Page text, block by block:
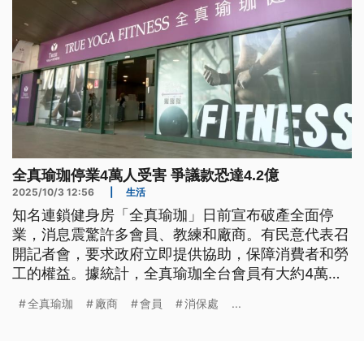
全真瑜珈停業4萬人受害 爭議款恐達4.2億
2025/10/3 12:56 生活
知名連鎖健身房「全真瑜珈」日前宣布破產全面停
業，消息震驚許多會員、教練和廠商。有民意代表召
開記者會，要求政府立即提供協助，保障消費者和勞
工的權益。據統計，全真瑜珈全台會員有大約4萬
受害廠商擔心求償無門。行政院消保處則表示，下週
全真瑜珈 廠商 會員 消保處 ...